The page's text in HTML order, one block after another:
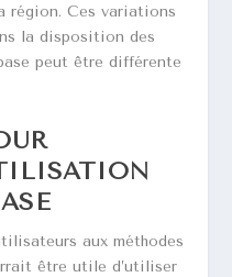
région. Ces variations
la disposition des
peut être différente
aux méthodes
être utile d’utiliser